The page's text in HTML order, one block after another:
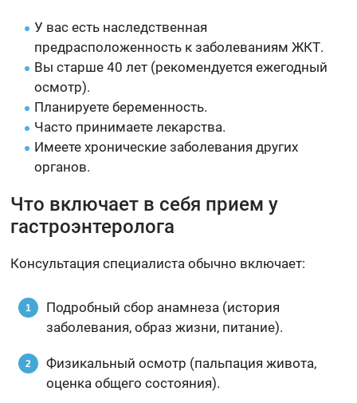
У вас есть наследственная
предрасположенность к заболеваниям ЖКТ.
Вы старше 40 лет (рекомендуется ежегодный
осмотр).
Планируете беременность.
Часто принимаете лекарства.
Имеете хронические заболевания других
органов.
Что включает в себя прием у
гастроэнтеролога
Консультация специалиста обычно включает:
Подробный сбор анамнеза (история
заболевания, образ жизни, питание).
Физикальный осмотр (пальпация живота,
оценка общего состояния).